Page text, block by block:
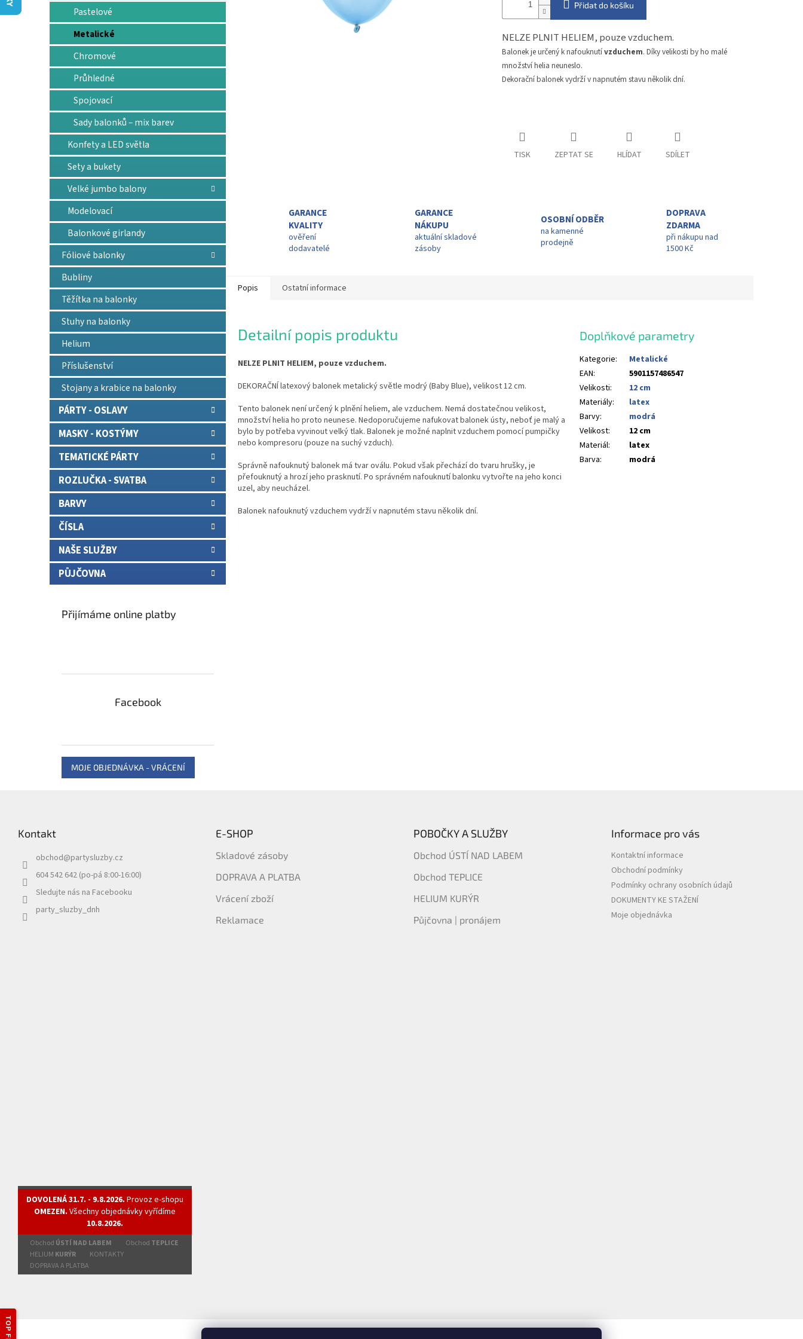
l
Pastelové
Metalické
Chromové
Průhledné
Spojovací
Sady balonků – mix barev
Konfety a LED světla
Sety a bukety
Velké jumbo balony
Modelovací
Balonkové girlandy
Fóliové balonky
Bubliny
Těžítka na balonky
Stuhy na balonky
Helium
Příslušenství
Stojany a krabice na balonky
PÁRTY - OSLAVY
MASKY - KOSTÝMY
TEMATICKÉ PÁRTY
ROZLUČKA - SVATBA
BARVY
ČÍSLA
NAŠE SLUŽBY
PŮJČOVNA
Přijímáme online platby
Facebook
MOJE OBJEDNÁVKA - VRÁCENÍ
Přidat do košíku
NELZE PLNIT HELIEM, pouze vzduchem.
Balonek je určený k nafouknutívzduchem. Díky velikosti by ho malé
množství helia neuneslo.
Dekorační balonek vydrží v napnutém stavu několik dní.
TISK ZEPTAT SE HLÍDAT SDÍLET
GARANCE
KVALITY
ověření
dodavatelé
GARANCE
NÁKUPU
aktuální skladové
zásoby
OSOBNÍ ODBĚR
na kamenné
prodejně
DOPRAVA
ZDARMA
při nákupu nad
1500 Kč
Popis Ostatní informace
Detailní popis produktu
NELZE PLNIT HELIEM, pouze vzduchem.
DEKORAČNÍ latexový balonek metalický světle modrý (Baby Blue), velikost 12 cm.
Tento balonek není určený k plnění heliem, ale vzduchem. Nemá dostatečnou velikost,
množství helia ho proto neunese. Nedoporučujeme nafukovat balonek ústy, neboť je malý a
bylo by potřeba vyvinout velký tlak. Balonek je možné naplnit vzduchem pomocí pumpičky
nebo kompresoru (pouze na suchý vzduch).
Správně nafouknutý balonek má tvar oválu. Pokud však přechází do tvaru hrušky, je
přefouknutý a hrozí jeho prasknutí. Po správném nafouknutí balonku vytvořte na jeho konci
uzel, aby neucházel.
Balonek nafouknutý vzduchem vydrží v napnutém stavu několik dní.
Doplňkové parametry
Kategorie:
Metalické
EAN:
5901157486547
Velikosti:
12 cm
Materiály:
latex
Barvy:
modrá
Velikost:
12 cm
Materiál:
latex
Barva: modrá
Kontakt
obchod@partysluzby.cz
604 542 642 (po-pá 8:00-16:00)
Sledujte nás na Facebooku
party_sluzby_dnh
E-SHOP
Skladové zásoby
DOPRAVA A PLATBA
Vrácení zboží
Reklamace
POBOČKY A SLUŽBY
Obchod ÚSTÍ NAD LABEM
Obchod TEPLICE
HELIUM KURÝR
Půjčovna | pronájem
Informace pro vás
Kontaktní informace
Obchodní podmínky
Podmínky ochrany osobních údajů
DOKUMENTY KE STAŽENÍ
Moje objednávka
DOVOLENÁ 31.7. - 9.8.2026. Provoz e-shopu
OMEZEN. Všechny objednávky vyřídíme
10.8.2026.
Obchod ÚSTÍ NAD LABEM Obchod TEPLICE
HELIUM KURÝR
KONTAKTY
DOPRAVA A PLATBA